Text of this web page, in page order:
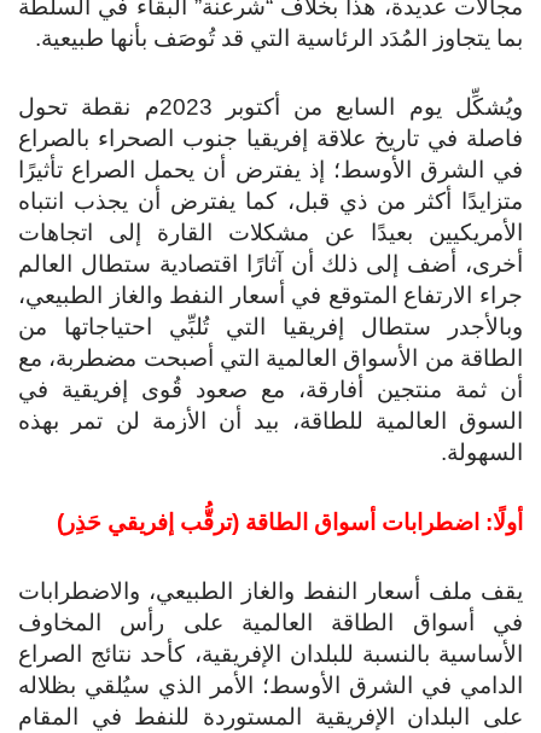
مجالات عديدة، هذا بخلاف “شرعنة” البقاء في السلطة
بما يتجاوز المُدَد الرئاسية التي قد تُوصَف بأنها طبيعية.
ويُشكِّل يوم السابع من أكتوبر 2023م نقطة تحول
فاصلة في تاريخ علاقة إفريقيا جنوب الصحراء بالصراع
في الشرق الأوسط؛ إذ يفترض أن يحمل الصراع تأثيرًا
متزايدًا أكثر من ذي قبل، كما يفترض أن يجذب انتباه
الأمريكيين بعيدًا عن مشكلات القارة إلى اتجاهات
أخرى، أضف إلى ذلك أن آثارًا اقتصادية ستطال العالم
جراء الارتفاع المتوقع في أسعار النفط والغاز الطبيعي،
وبالأجدر ستطال إفريقيا التي تُلبِّي احتياجاتها من
الطاقة من الأسواق العالمية التي أصبحت مضطربة، مع
أن ثمة منتجين أفارقة، مع صعود قُوى إفريقية في
السوق العالمية للطاقة، بيد أن الأزمة لن تمر بهذه
السهولة.
أولًا: اضطرابات أسواق الطاقة (ترقُّب إفريقي حَذِر)
يقف ملف أسعار النفط والغاز الطبيعي، والاضطرابات
في أسواق الطاقة العالمية على رأس المخاوف
الأساسية بالنسبة للبلدان الإفريقية، كأحد نتائج الصراع
الدامي في الشرق الأوسط؛ الأمر الذي سيُلقي بظلاله
على البلدان الإفريقية المستوردة للنفط في المقام